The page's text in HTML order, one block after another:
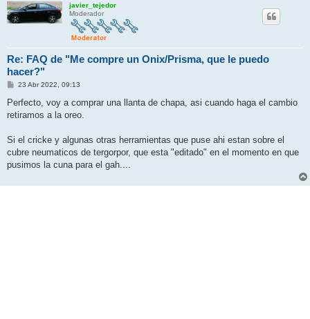
javier_tejedor
Moderador
Re: FAQ de "Me compre un Onix/Prisma, que le puedo
hacer?"
M
n
a
23 Abr 2022, 09:13
Perfecto, voy a comprar una llanta de chapa, asi cuando haga el cambio
retiramos a la oreo.
Si el cricke y algunas otras herramientas que puse ahi estan sobre el
cubre neumaticos de tergorpor, que esta "editado" en el momento en que
pusimos la cuna para el gah....